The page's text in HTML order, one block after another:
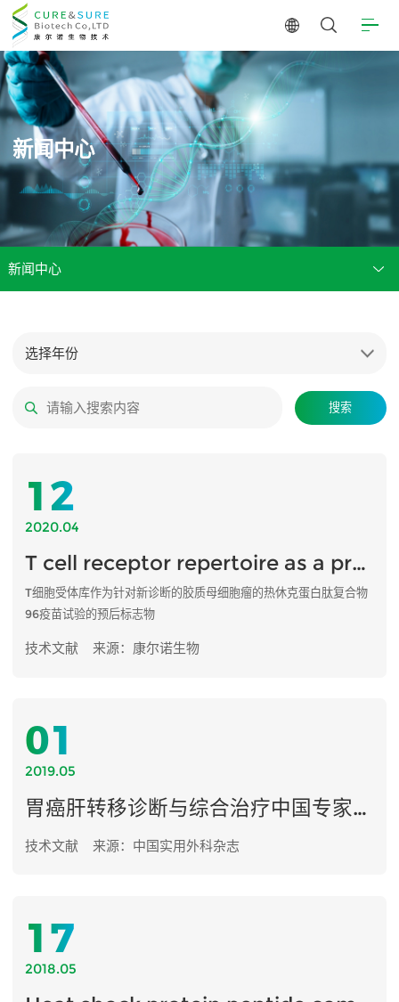
新闻中心
新闻中心
选择年份
搜索
12
2020.04
T cell receptor repertoire as a prognosis marker for heat shock protein peptide complex-96 vaccine...
T细胞受体库作为针对新诊断的胶质母细胞瘤的热休克蛋白肽复合物
96疫苗试验的预后标志物
技术文献 来源：康尔诺生物
01
2019.05
胃癌肝转移诊断与综合治疗中国专家共识（2019版）
技术文献 来源：中国实用外科杂志
17
2018.05